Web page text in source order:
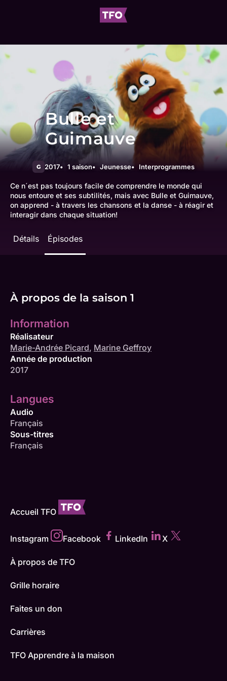
Bulle et
Guimauve
G 2017 1 saison Jeunesse Interprogrammes
Ce n´est pas toujours facile de comprendre le monde qui
nous entoure et ses subtilités, mais avec Bulle et Guimauve,
on apprend - à travers les chansons et la danse - à réagir et
interagir dans chaque situation!
Détails Épisodes
À propos de la saison 1
Information
Réalisateur
Marie-Andrée Picard, Marine Geffroy
Année de production
2017
Langues
Audio
Français
Sous-titres
Français
Accueil TFO
Instagram Facebook LinkedIn X
À propos de TFO
Grille horaire
Faites un don
Carrières
TFO Apprendre à la maison